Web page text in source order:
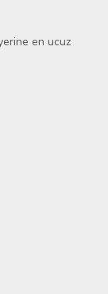
en ucuz